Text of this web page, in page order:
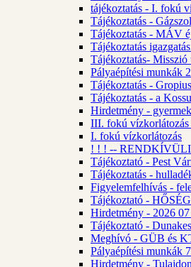
tájékoztatás - I. fokú
Tájékoztatás -
Tájékoztatás - MÁV
Tájékoztatás
Tájékoztatás-
Pályaépítési munkák
Tájékoztatás -
Tájékoztatás - a
Hirdetmény -
III. fokú vízkorlátozás
I. fokú vízkorlátozás
! ! ! --
Tájékoztató - Pest
Tájékoztatás -
Figyelemfelhívás -
Tájékoztató -
Hirdetmény - 2026
Tájékoztató -
Meghívó - GÜB és
Pályaépítési munkák
Hirdetmény -